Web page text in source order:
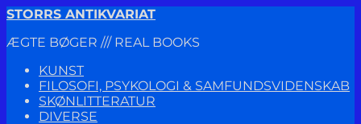
Spring
navigation
Spring
indhold
STORRS ANTIKVARIAT
ÆGTE BØGER /// REAL BOOKS
KUNST
FILOSOFI, PSYKOLOGI & SAMFUNDSVIDENSKAB
SKØNLITTERATUR
DIVERSE